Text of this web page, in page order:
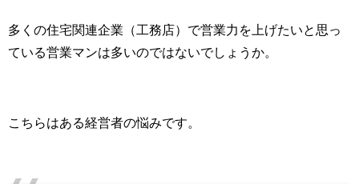
多くの住宅関連企業（工務店）で営業力を上げたいと思っ
ている営業マンは多いのではないでしょうか。
こちらはある経営者の悩みです。